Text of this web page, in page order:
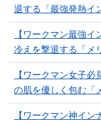
退する「最強発熱イ
【ワークマン最強
冷えを撃退する「メ
【ワークマン女子
の肌を優しく包む「
【ワークマン神イ